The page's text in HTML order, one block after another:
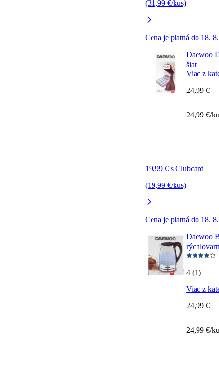
(31,99 €/kus)
Cena je platná do 18.
Daewoo
šiat
Viac z
19,99 € s Clubcard
(19,99 €/kus)
Cena je platná do 18.
24,99 €
24,99 €/
Daewoo
4 (1)
Viac z
24,99 €
24,99 €/